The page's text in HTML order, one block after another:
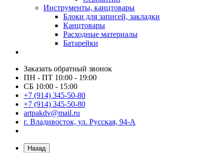
Инструменты, канцтовары
Блоки для записей, закладки
Канцтовары
Расходные материалы
Батарейки
Заказать обратный звонок
ПН - ПТ 10:00 - 19:00
СБ 10:00 - 15:00
+7 (914) 345-50-80
+7 (914) 345-50-80
artpakdv@mail.ru
г. Владивосток, ул. Русская, 94-А
Назад